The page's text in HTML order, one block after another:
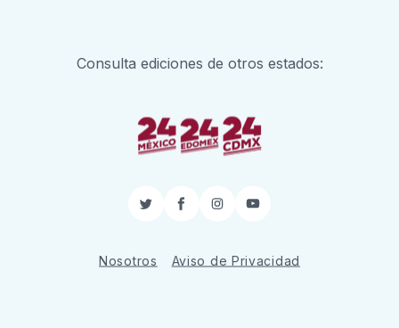
Consulta ediciones de otros estados:
TwitterFacebook
InstagramYouTube
Nosotros Aviso de Privacidad